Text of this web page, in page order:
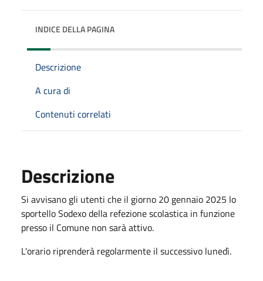
INDICE DELLA PAGINA
Descrizione
A cura di
Contenuti correlati
Descrizione
Si avvisano gli utenti che il giorno 20 gennaio 2025 lo
sportello Sodexo della refezione scolastica in funzione
presso il Comune non sarà attivo.
L'orario riprenderà regolarmente il successivo lunedì.